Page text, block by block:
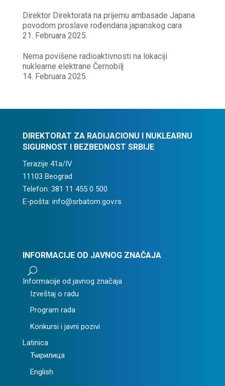
Direktor Direktorata na prijemu ambasade Japana
povodom proslave rođendana japanskog cara
21. Februara 2025.
Nema povišene radioaktivnosti na lokaciji
nuklearne elektrane Černobilj
14. Februara 2025.
DIREKTORAT ZA RADIJACIONU I NUKLEARNU
SIGURNOST I BEZBEDNOST SRBIJE
Terazije 41a/IV
11103 Beograd
Telefon: 381 11 455 0 500
E-pošta: info@srbatom.gov.rs
INFORMACIJE OD JAVNOG ZNAČAJA
U
Informacije od javnog značaja
Izveštaj o radu
Program rada
Konkursi i javni pozivi
Latinica
Ћирилица
English